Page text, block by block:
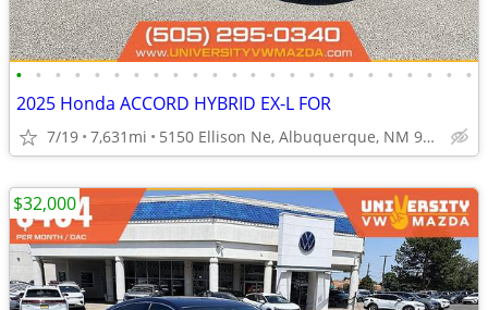
• • • • • • • • • • • • • • • • • • • • • • • •
2025 Honda ACCORD HYBRID EX-L FOR
7/19 7,631mi 5150 Ellison Ne, Albuquerque, NM 97109
$32,000